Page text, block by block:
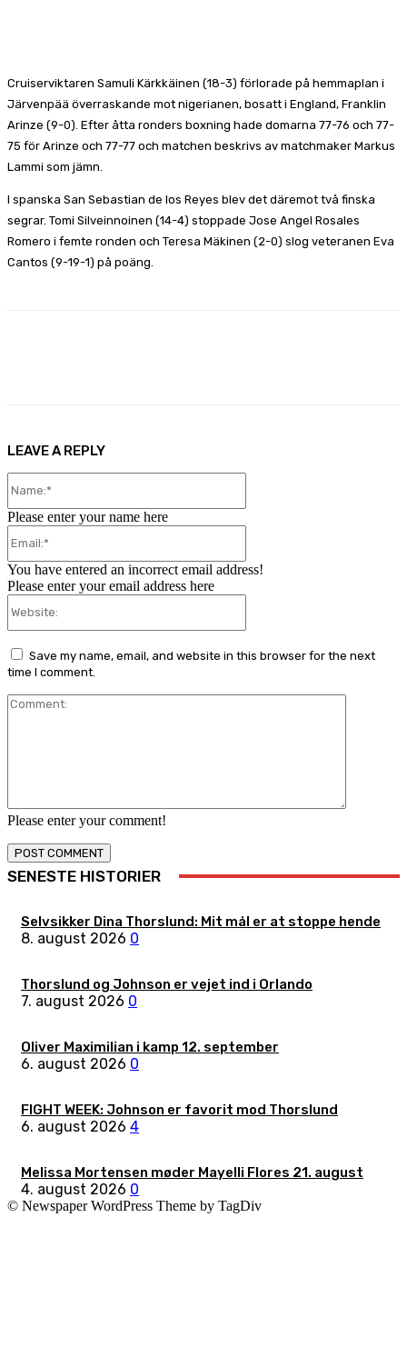
Cruiserviktaren Samuli Kärkkäinen (18-3) förlorade på hemmaplan i
Järvenpää överraskande mot nigerianen, bosatt i England, Franklin
Arinze (9-0). Efter åtta ronders boxning hade domarna 77-76 och 77-
75 för Arinze och 77-77 och matchen beskrivs av matchmaker Markus
Lammi som jämn.
I spanska San Sebastian de los Reyes blev det däremot två finska
segrar. Tomi Silveinnoinen (14-4) stoppade Jose Angel Rosales
Romero i femte ronden och Teresa Mäkinen (2-0) slog veteranen Eva
Cantos (9-19-1) på poäng.
LEAVE A REPLY
Please enter your comment!
Please enter your name here
You have entered an incorrect email address!
Please enter your email address here
Save my name, email, and website in this browser for the next
time I comment.
SENESTE HISTORIER
Selvsikker Dina Thorslund: Mit mål er at stoppe hende
8. august 2026 0
Thorslund og Johnson er vejet ind i Orlando
7. august 2026 0
Oliver Maximilian i kamp 12. september
6. august 2026 0
FIGHT WEEK: Johnson er favorit mod Thorslund
6. august 2026 4
Melissa Mortensen møder Mayelli Flores 21. august
4. august 2026 0
© Newspaper WordPress Theme by TagDiv